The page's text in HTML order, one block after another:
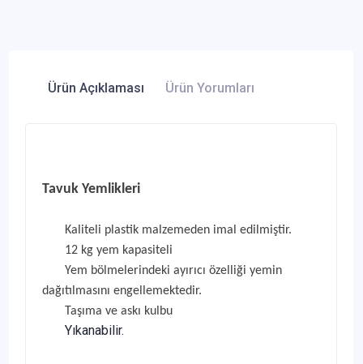
Ürün Açıklaması Ürün Yorumları
Tavuk Yemlikleri
Kaliteli plastik malzemeden imal edilmiştir.
12 kg yem kapasiteli
Yem bölmelerindeki ayırıcı özelliği yemin
dağıtılmasını engellemektedir.
Taşıma ve askı kulbu
Yıkanabilir.